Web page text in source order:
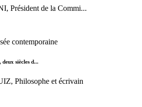
Président de la Commi...
contemporaine
siècles d...
Philosophe et écrivain